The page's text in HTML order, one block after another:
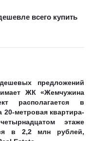
всего купить
предложений
ЖК «Жемчужина
располагается в
20-метровая квартира-
этаже
в 2,2 млн рублей,